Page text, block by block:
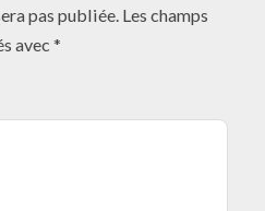
pas publiée. Les champs
avec *